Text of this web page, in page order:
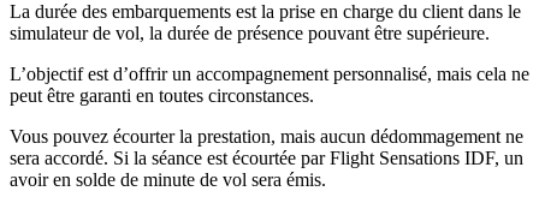
La durée des embarquements est la prise en charge du client dans le
simulateur de vol, la durée de présence pouvant être supérieure.
L’objectif est d’offrir un accompagnement personnalisé, mais cela ne
peut être garanti en toutes circonstances.
Vous pouvez écourter la prestation, mais aucun dédommagement ne
sera accordé. Si la séance est écourtée par Flight Sensations IDF, un
avoir en solde de minute de vol sera émis.